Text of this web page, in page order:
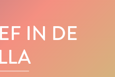
IN DE